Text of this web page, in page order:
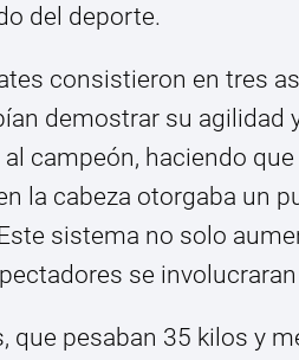
del deporte.
consistieron en tres
demostrar su agilidad
campeón, haciendo
la cabeza otorgaba un
sistema no solo
se
que pesaban 35 kilos y